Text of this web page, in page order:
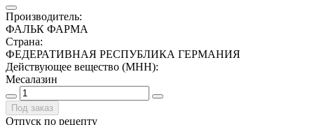
Производитель:
ФАЛЬК ФАРМА
Страна:
ФЕДЕРАТИВНАЯ РЕСПУБЛИКА ГЕРМАНИЯ
Действующее вещество (МНН):
Месалазин
Под заказ
Отпуск по рецепту